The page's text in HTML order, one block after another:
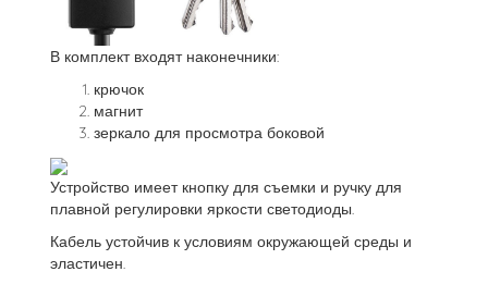
В комплект входят наконечники:
крючок
магнит
зеркало для просмотра боковой
Устройство имеет кнопку для съемки и ручку для
плавной регулировки яркости светодиоды.
Кабель устойчив к условиям окружающей среды и
эластичен.